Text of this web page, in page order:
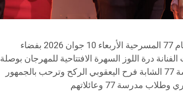
افتتحت الدورة الثانية عشرة والأولى دوليا لأيام 77 المسرحية الأربعاء 10 جوان 2026 بفضاء
درة اللوز السهرة الافتتاحية للمهرجان بوصلة
غنائية قبل أن تعتلي مقدمة الحفل ابنة مدرسة 77 الشابة فرح اليعقوبي الركح وترحب بالجمهور